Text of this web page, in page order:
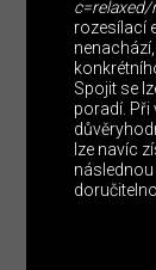
c=relaxed/
rozesílací
Spojit se
poradí. Při
lze navíc